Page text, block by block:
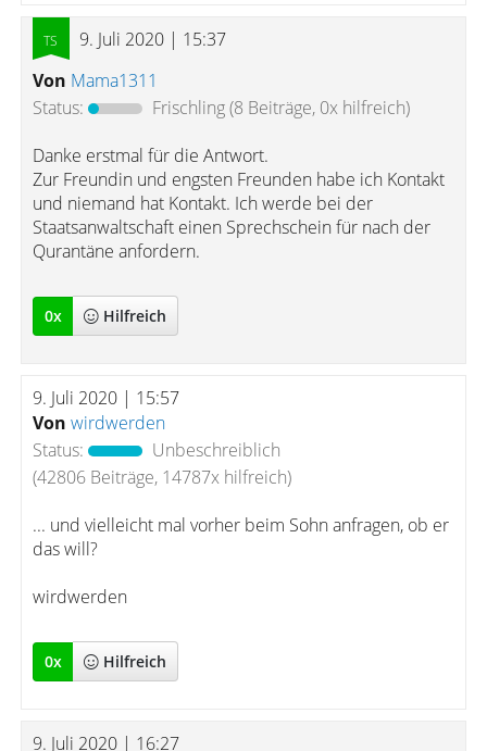
9. Juli 2020 | 15:37
Von Mama1311
Status:
Frischling(8 Beiträge, 0x hilfreich)
Danke erstmal für die Antwort.
Zur Freundin und engsten Freunden habe ich Kontakt
und niemand hat Kontakt. Ich werde bei der
Staatsanwaltschaft einen Sprechschein für nach der
Qurantäne anfordern.
0x Hilfreich
9. Juli 2020 | 15:57
Von wirdwerden
Status:
Unbeschreiblich
(42806 Beiträge, 14787x hilfreich)
... und vielleicht mal vorher beim Sohn anfragen, ob er
das will?
wirdwerden
0x Hilfreich
9. Juli 2020 | 16:27